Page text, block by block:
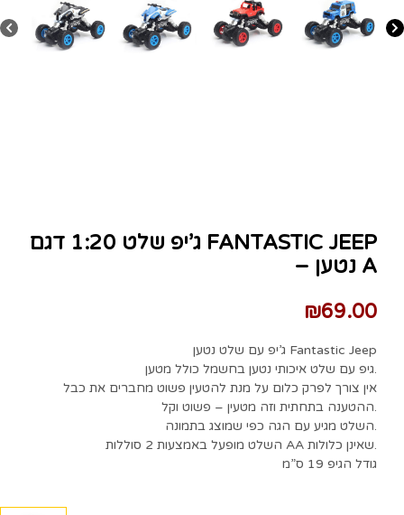
ג’יפ שלט 1:20 דגם FANTASTIC JEEP
– נטען A
₪69.00
ג’יפ עם שלט נטען Fantastic Jeep
גיפ עם שלט איכותי נטען בחשמל כולל מטען.
אין צורך לפרק כלום על מנת להטעין פשוט מחברים את כבל
ההטענה בתחתית וזה מטעין – פשוט וקל.
השלט מגיע עם הגה כפי שמוצג בתמונה.
השלט מופעל באמצעות 2 סוללות AA שאינן כלולות.
גודל הגיפ 19 ס”מ